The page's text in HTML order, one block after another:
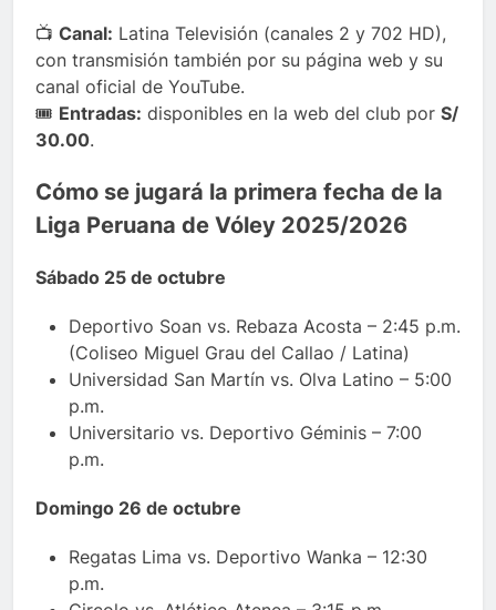
📺 Canal: Latina Televisión (canales 2 y 702 HD),
con transmisión también por su página web y su
canal oficial de YouTube.
🎟️ Entradas: disponibles en la web del club por S/
30.00.
Cómo se jugará la primera fecha de la
Liga Peruana de Vóley 2025/2026
Sábado 25 de octubre
Deportivo Soan vs. Rebaza Acosta – 2:45 p.m.
(Coliseo Miguel Grau del Callao / Latina)
Universidad San Martín vs. Olva Latino – 5:00
p.m.
Universitario vs. Deportivo Géminis – 7:00
p.m.
Domingo 26 de octubre
Regatas Lima vs. Deportivo Wanka – 12:30
p.m.